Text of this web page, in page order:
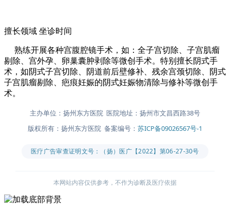
擅长领域 坐诊时间
熟练开展各种宫腹腔镜手术，如：全子宫切除、子宫肌瘤
剔除、宫外孕、卵巢囊肿剥除等微创手术。特别擅长阴式手
术，如阴式子宫切除、阴道前后壁修补、残余宫颈切除、阴式
子宫肌瘤剔除、疤痕妊娠的阴式妊娠物清除与修补等微创手
术。
主办单位：扬州东方医院 医院地址：扬州市文昌西路38号
版权所有：扬州东方医院 备案编号： 苏ICP备09026567号-1
医疗广告审查证明文号：（扬）医广【2022】第06-27-30号
本网站内容仅供参考，不作为诊断及医疗依据